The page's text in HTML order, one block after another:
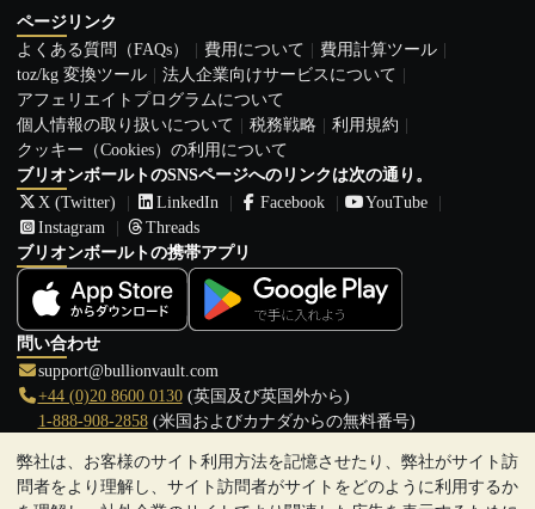
弊社は、お客様のサイト利用方法を記憶させたり、弊社がサイト訪
問者をより理解し、サイト訪問者がサイトをどのように利用するか
ページリンク
よくある質問（FAQs）
費用について
費用計算ツール
toz/kg 変換ツール
法人企業向けサービスについて
アフェリエイトプログラムについて
個人情報の取り扱いについて
税務戦略
利用規約
クッキー（Cookies）の利用について
ブリオンボールトのSNSページへのリンクは次の通り。
X (Twitter)
LinkedIn Facebook
YouTube
Instagram
Threads
ブリオンボールトの携帯アプリ
問い合わせ
support@bullionvault.com
+44 (0)20 8600 0130(英国及び英国外から)
1-888-908-2858(米国およびカナダからの無料番号)
クリックして通話を開始